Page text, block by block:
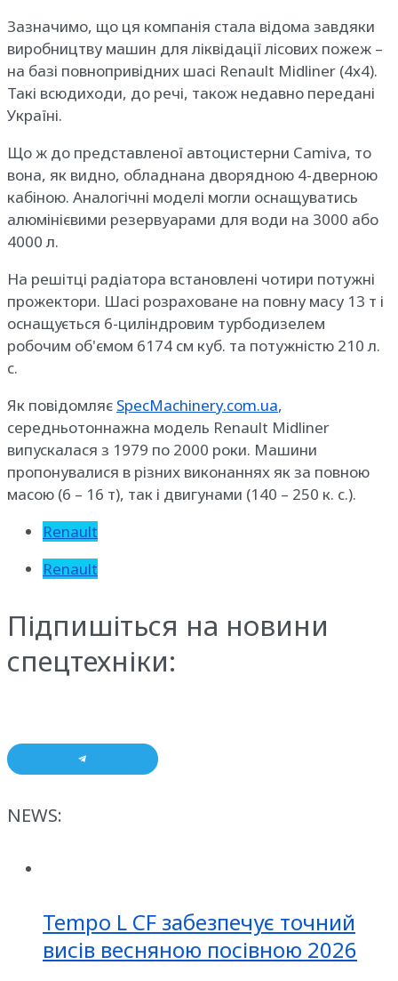
Зазначимо, що ця компанія стала відома завдяки
виробництву машин для ліквідації лісових пожеж –
на базі повнопривідних шасі Renault Midliner (4х4).
Такі всюдиходи, до речі, також недавно передані
Україні.
Що ж до представленої автоцистерни Camiva, то
вона, як видно, обладнана дворядною 4-дверною
кабіною. Аналогічні моделі могли оснащуватись
алюмінієвими резервуарами для води на 3000 або
4000 л.
На решітці радіатора встановлені чотири потужні
прожектори. Шасі розраховане на повну масу 13 т і
оснащується 6-циліндровим турбодизелем
робочим об'ємом 6174 см куб. та потужністю 210 л.
с.
Як повідомляє SpecMachinery.com.ua,
середньотоннажна модель Renault Midliner
випускалася з 1979 по 2000 роки. Машини
пропонувалися в різних виконаннях як за повною
масою (6 – 16 т), так і двигунами (140 – 250 к. с.).
Renault
Renault
Підпишіться на новини
спецтехніки:
NEWS:
Tempo L CF забезпечує точний
висів весняною посівною 2026